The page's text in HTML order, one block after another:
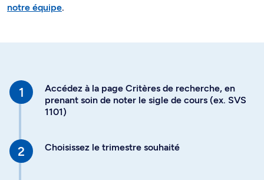
notre équipe.
Accédez à la page Critères de recherche, en
prenant soin de noter le sigle de cours (ex. SVS
1101)
Choisissez le trimestre souhaité